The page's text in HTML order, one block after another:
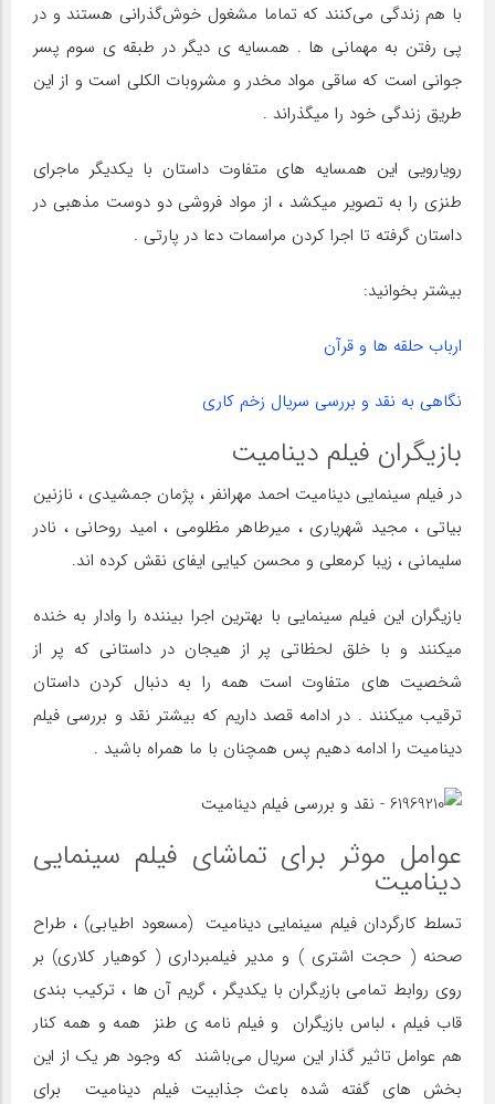
با هم زندگی می‌کنند که تماما مشغول خوش‌‌‌‌گذرانی هستند و در
پی رفتن به مهمانی ها . همسایه ی دیگر در طبقه ی سوم پسر
جوانی است که ساقی‌ مواد مخدر و مشروبات الکلی است و از این
طریق زندگی خود را میگذراند ‌.
رویارویی این همسایه های متفاوت داستان با یکدیگر ماجرای
طنزی را به تصویر میکشد ، از مواد فروشی دو دوست مذهبی در
داستان گرفته تا اجرا کردن مراسمات دعا در پارتی .
بیشتر بخوانید:
ارباب حلقه ها و قرآن
نگاهی به نقد و بررسی سریال زخم کاری
بازیگران فیلم دینامیت
در فیلم سینمایی دینامیت احمد مهرانفر ، پژمان جمشیدی ، نازنین
بیاتی ، مجید شهریاری ، میرطاهر مظلومی ، امید روحانی ، نادر
سلیمانی ، زیبا کرمعلی و محسن کیایی ایفای نقش کرده اند.
بازیگران این فیلم سینمایی با بهترین اجرا بیننده را وادار به خنده
میکنند و با خلق لحظاتی پر از هیجان در داستانی که پر از
شخصیت های متفاوت است همه را به دنبال کردن داستان
ترقیب میکنند . در ادامه قصد داریم که بیشتر نقد و بررسی فیلم
دینامیت را ادامه دهیم پس همچنان با ما همراه باشید .
عوامل موثر برای تماشای فیلم سینمایی
دینامیت
تسلط کارگردان فیلم سینمایی دینامیت (مسعود اطیابی) ، طراح
صحنه ( حجت اشتری ) و مدیر فیلمبرداری ( کوهیار کلاری) بر
روی روابط تمامی بازیگران با یکدیگر ، گریم آن ها ، ترکیب بندی
قاب فیلم ، لباس بازیگران و فیلم نامه ی طنز همه و همه کنار
هم عوامل تاثیر گذار این سریال می‌باشند که وجود هر یک از این
بخش های گفته شده باعث جذابیت فیلم دینامیت برای